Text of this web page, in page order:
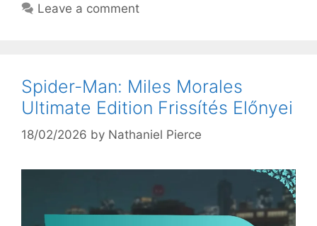
Leave a comment
Spider-Man: Miles Morales
Ultimate Edition Frissítés Előnyei
18/02/2026 by Nathaniel Pierce